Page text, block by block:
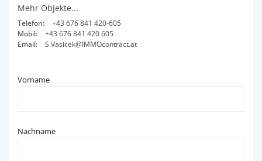
Mehr Objekte...
Telefon:
+43 676 841 420-605
Mobil:
+43 676 841 420 605
Email:
S.Vasicek@IMMOcontract.at
Vorname
Nachname